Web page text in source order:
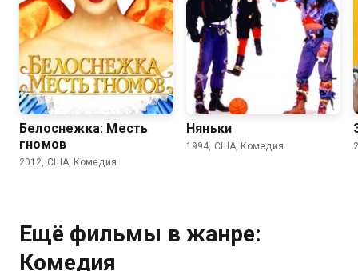
6.1 5.6
Белоснежка: Месть
гномов
2012, США, Комедия
7.2
Няньки
1994, США, Комедия
Ещё фильмы в жанре:
Комедия